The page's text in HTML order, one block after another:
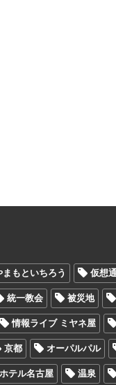
まもといちろう 仮想
統一教会 被災地
情報ライブ ミヤネ屋
京都 オーパルパル
テル名古屋 温泉